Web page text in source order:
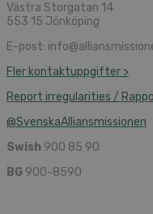
Västra Storgatan 14
553 15 Jönköping
E-post:
Fler kontaktuppgifter >
Report irregularities /
@SvenskaAlliansmissionen
Swish 900 85 90
BG 900-8590